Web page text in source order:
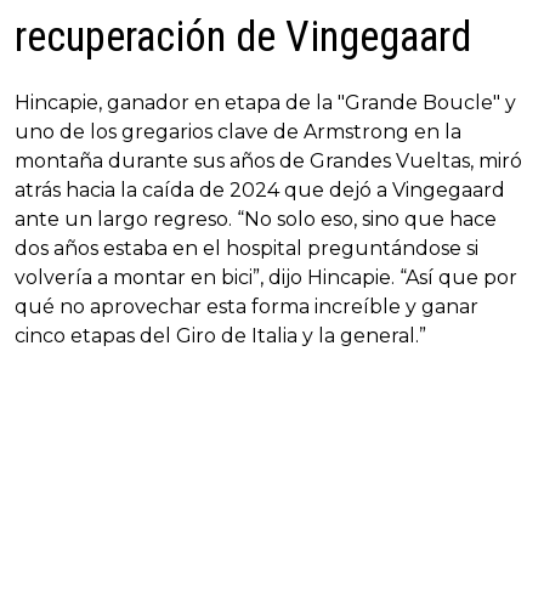
recuperación de Vingegaard
Hincapie, ganador en etapa de la "Grande Boucle" y
uno de los gregarios clave de Armstrong en la
montaña durante sus años de Grandes Vueltas, miró
atrás hacia la caída de 2024 que dejó a Vingegaard
ante un largo regreso. “No solo eso, sino que hace
dos años estaba en el hospital preguntándose si
volvería a montar en bici”, dijo Hincapie. “Así que por
qué no aprovechar esta forma increíble y ganar
cinco etapas del Giro de Italia y la general.”